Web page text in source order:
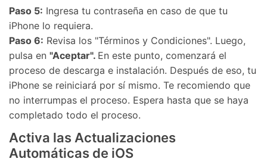
Paso 5: Ingresa tu contraseña en caso de que tu
iPhone lo requiera.
Paso 6: Revisa los "Términos y Condiciones". Luego,
pulsa en "Aceptar". En este punto, comenzará el
proceso de descarga e instalación. Después de eso, tu
iPhone se reiniciará por sí mismo. Te recomiendo que
no interrumpas el proceso. Espera hasta que se haya
completado todo el proceso.
Activa las Actualizaciones
Automáticas de iOS